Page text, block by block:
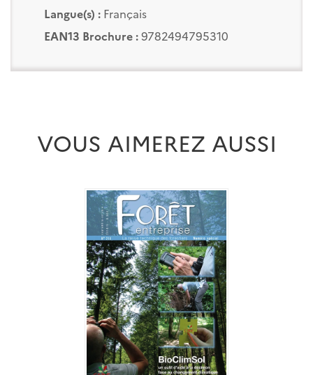
Langue(s) :Français
EAN13 Brochure :9782494795310
VOUS AIMEREZ AUSSI